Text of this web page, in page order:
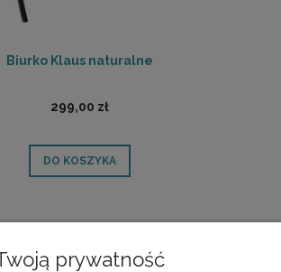
Biurko Klaus naturalne
299,00 zł
DO KOSZYKA
prywatność